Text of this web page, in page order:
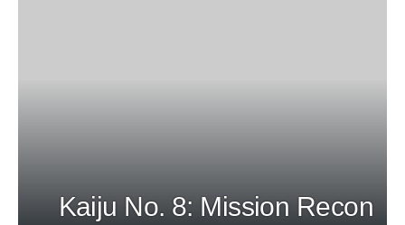
Kaiju No. 8: Mission Recon